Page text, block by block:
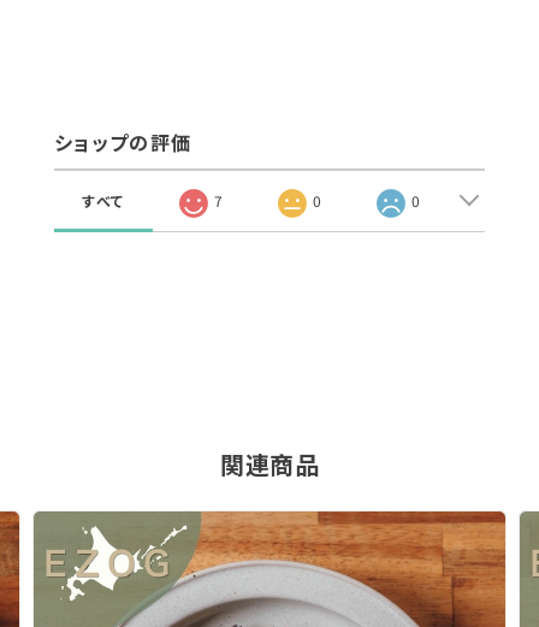
ショップの評価
すべて 7 0 0
関連商品